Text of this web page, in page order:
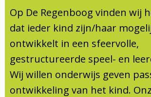
KomKids
Schoolvakanties
Ouderraad
Medezeggenschapsraad
Documentatie
Contact
Samenwerkingen
Op De Regenboog vinden wij
dat ieder kind zijn/haar
ontwikkelt in een sfeervolle,
gestructureerde speel- en
Wij willen onderwijs geven
ontwikkeling van het kind.